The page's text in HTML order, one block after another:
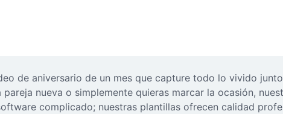
de aniversario de un mes que capture todo lo vivido
nueva o simplemente quieras marcar la ocasión,
complicado; nuestras plantillas ofrecen calidad